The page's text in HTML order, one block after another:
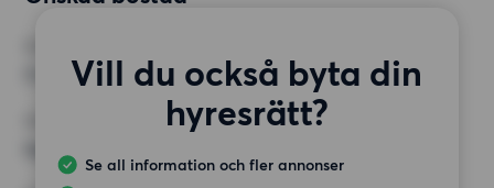
Vill du också byta din
hyresrätt?
Se all information och fler annonser
MINST ANTAL KVADRATMETER